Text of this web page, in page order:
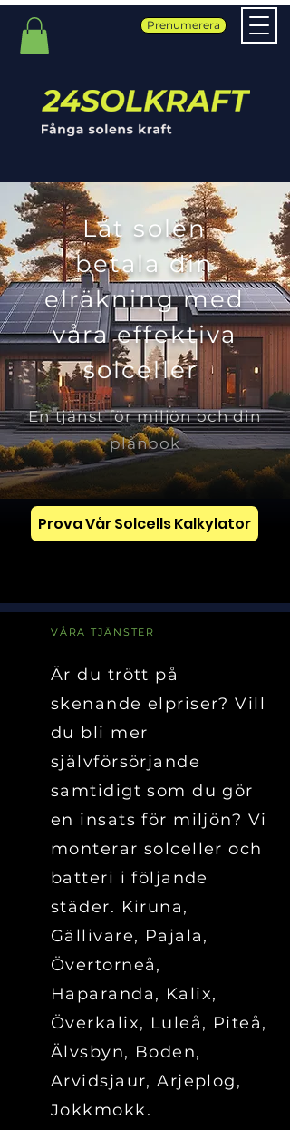
Prenumerera
Låt solen
betala din
elräkning med
våra effektiva
solceller
En tjänst för miljön och din
plånbok
Prova Vår Solcells Kalkylator
VÅRA TJÄNSTER
Är du trött på
skenande elpriser? Vill
du bli mer
självförsörjande
samtidigt som du gör
en insats för miljön? Vi
monterar solceller och
batteri i följande
städer. Kiruna,
Gällivare, Pajala,
Övertorneå,
Haparanda, Kalix,
Överkalix, Luleå, Piteå,
Älvsbyn, Boden,
Arvidsjaur, Arjeplog,
Jokkmokk.